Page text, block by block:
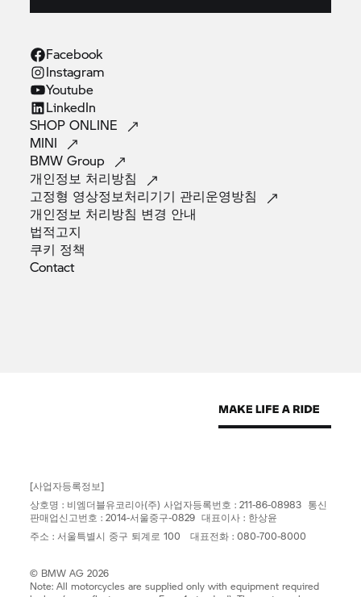
Facebook
Instagram
Youtube
LinkedIn
SHOPONLINE
MINI
BMWGroup
개인정보 처리방침
고정형 영상정보처리기기 관리운영방침
개인정보 처리방침 변경 안내
법적고지
쿠키 정책
Contact
[사업자등록정보]
상호명 : 비엠더블유코리아(주) 사업자등록번호 : 211-86-08983 통신
판매업신고번호 : 2014-서울중구-0829 대표이사 : 한상윤
주소 : 서울특별시 중구 퇴계로 100 대표전화 : 080-700-8000
© BMW AG 2026
Note: All motorcycles are supplied only with equipment required